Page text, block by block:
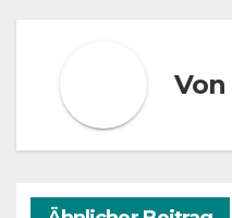
Von